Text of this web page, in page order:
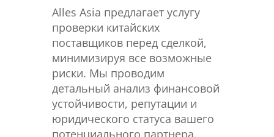
Alles Asia предлагает услугу
проверки китайских
поставщиков перед сделкой,
минимизируя все возможные
риски. Мы проводим
детальный анализ финансовой
устойчивости, репутации и
юридического статуса вашего
потенциального партнера.